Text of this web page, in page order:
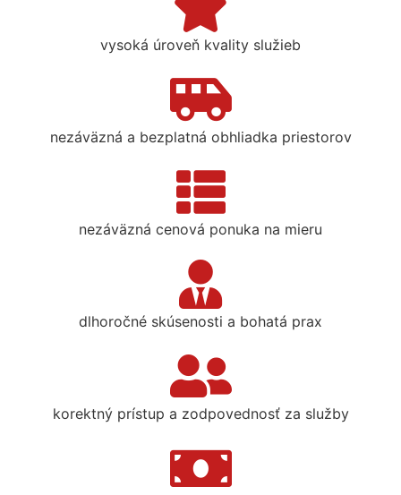
vysoká úroveň kvality služieb
nezáväzná a bezplatná obhliadka priestorov
nezáväzná cenová ponuka na mieru
dlhoročné skúsenosti a bohatá prax
korektný prístup a zodpovednosť za služby